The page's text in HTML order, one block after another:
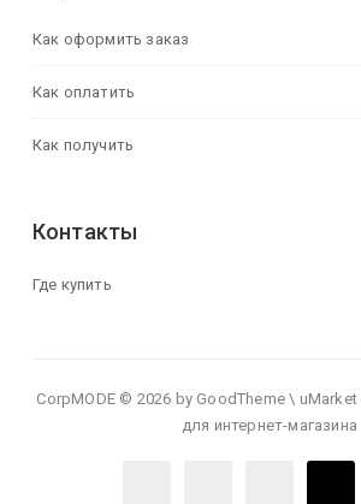
Как оформить заказ
Как оплатить
Как получить
Контакты
Где купить
CorpMODE © 2026 by GoodTheme \
для интернет-магазина